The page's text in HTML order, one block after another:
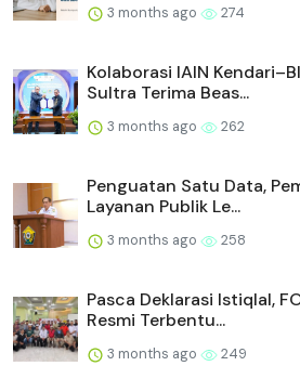
3 months ago 274
Kolaborasi IAIN
Sultra Terima Beas...
3 months ago 262
Penguatan Satu Data,
Layanan Publik Le...
3 months ago 258
Pasca Deklarasi Istiqlal,
Resmi Terbentu...
3 months ago 249